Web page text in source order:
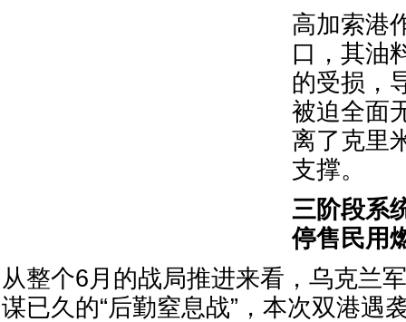
高加索港
口，其油
的受损，
被迫全面
离了克里
支撑。
三阶段系
停售民用
从整个6月的战局推进来看，乌克兰
谋已久的“后勤窒息战”，本次双港遇